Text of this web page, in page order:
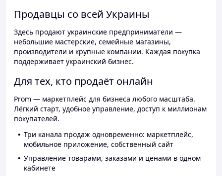
Продавцы со всей Украины
Здесь продают украинские предприниматели —
небольшие мастерские, семейные магазины,
производители и крупные компании. Каждая покупка
поддерживает украинский бизнес.
Для тех, кто продаёт онлайн
Prom — маркетплейс для бизнеса любого масштаба.
Лёгкий старт, удобное управление, доступ к миллионам
покупателей.
Три канала продаж одновременно: маркетплейс,
мобильное приложение, собственный сайт
Управление товарами, заказами и ценами в одном
кабинете